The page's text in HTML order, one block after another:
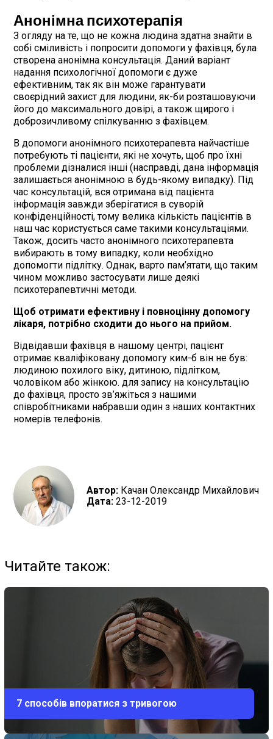
Анонімна психотерапія
З огляду на те, що не кожна людина здатна знайти в
собі сміливість і попросити допомоги у фахівця, була
створена анонімна консультація. Даний варіант
надання психологічної допомоги є дуже
ефективним, так як він може гарантувати
своєрідний захист для людини, як-би розташовуючи
його до максимального довірі, а також щирого і
доброзичливому спілкуванню з фахівцем.
В допомоги анонімного психотерапевта найчастіше
потребують ті пацієнти, які не хочуть, щоб про їхні
проблеми дізналися інші (насправді, дана інформація
залишається анонімною в будь-якому випадку). Під
час консультацій, вся отримана від пацієнта
інформація завжди зберігатися в суворій
конфіденційності, тому велика кількість пацієнтів в
наш час користується саме такими консультаціями.
Також, досить часто анонімного психотерапевта
вибирають в тому випадку, коли необхідно
допомогти підлітку. Однак, варто пам’ятати, що таким
чином можливо застосувати лише деякі
психотерапевтичні методи.
Щоб отримати ефективну і повноцінну допомогу
лікаря, потрібно сходити до нього на прийом.
Відвідавши фахівця в нашому центрі, пацієнт
отримає кваліфіковану допомогу ким-б він не був:
людиною похилого віку, дитиною, підлітком,
чоловіком або жінкою. для запису на консультацію
до фахівця, просто зв’яжіться з нашими
співробітниками набравши один з наших контактних
номерів телефонів.
Автор: Качан Олександр Михайлович
Дата:23-12-2019
Читайте також:
7 способів впоратися з тривогою